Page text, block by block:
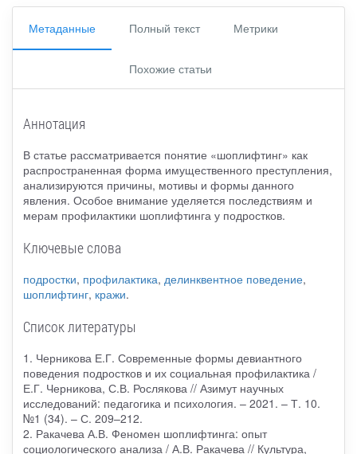
Метаданные Полный текст Метрики
Похожие статьи
Аннотация
В статье рассматривается понятие «шоплифтинг» как
распространенная форма имущественного преступления,
анализируются причины, мотивы и формы данного
явления. Особое внимание уделяется последствиям и
мерам профилактики шоплифтинга у подростков.
Ключевые слова
подростки, профилактика, делинквентное поведение,
шоплифтинг, кражи.
Список литературы
1. Черникова Е.Г. Современные формы девиантного
поведения подростков и их социальная профилактика /
Е.Г. Черникова, С.В. Рослякова // Азимут научных
исследований: педагогика и психология. – 2021. – Т. 10.
№1 (34). – С. 209–212.
2. Ракачева А.В. Феномен шоплифтинга: опыт
социологического анализа / А.В. Ракачева // Культура,